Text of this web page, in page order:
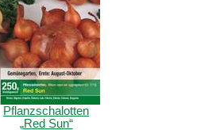
Pflanzschalotten
„Red Sun“